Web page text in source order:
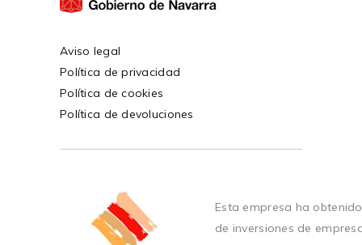
Aviso legal
Política de privacidad
Política de cookies
Política de devoluciones
Esta empresa ha
de inversiones de